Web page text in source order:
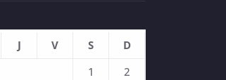
J V S
D
1
2